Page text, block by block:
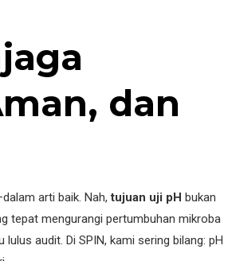
dan
arti baik. Nah,tujuan uji pH bukan
tepat mengurangi pertumbuhan mikroba
audit. Di SPIN, kami sering bilang: pH